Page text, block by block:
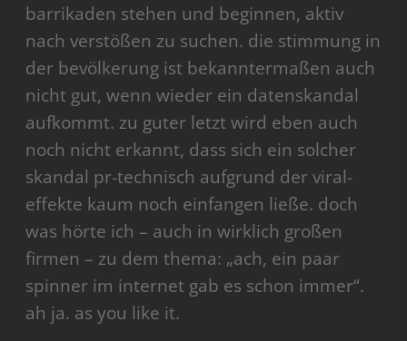
barrikaden stehen und beginnen, aktiv
nach verstößen zu suchen. die stimmung in
der bevölkerung ist bekanntermaßen auch
nicht gut, wenn wieder ein datenskandal
aufkommt. zu guter letzt wird eben auch
noch nicht erkannt, dass sich ein solcher
skandal pr-technisch aufgrund der viral-
effekte kaum noch einfangen ließe. doch
was hörte ich – auch in wirklich großen
firmen – zu dem thema: „ach, ein paar
spinner im internet gab es schon immer“.
ah ja. as you like it.